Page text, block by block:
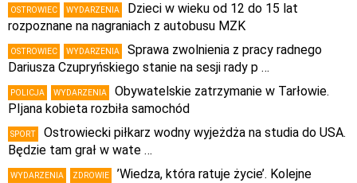
OSTROWIEC WYDARZENIA
Dzieci w wieku od 12 do 15 lat
rozpoznane na nagraniach z autobusu MZK
OSTROWIEC WYDARZENIA
Sprawa zwolnienia z pracy radnego
Dariusza Czupryńskiego stanie na sesji rady p …
POLICJA WYDARZENIA
Obywatelskie zatrzymanie w Tarłowie.
PIjana kobieta rozbiła samochód
SPORT
Ostrowiecki piłkarz wodny wyjeżdża na studia do USA.
Będzie tam grał w wate …
WYDARZENIA ZDROWIE
’Wiedza, która ratuje życie’. Kolejne